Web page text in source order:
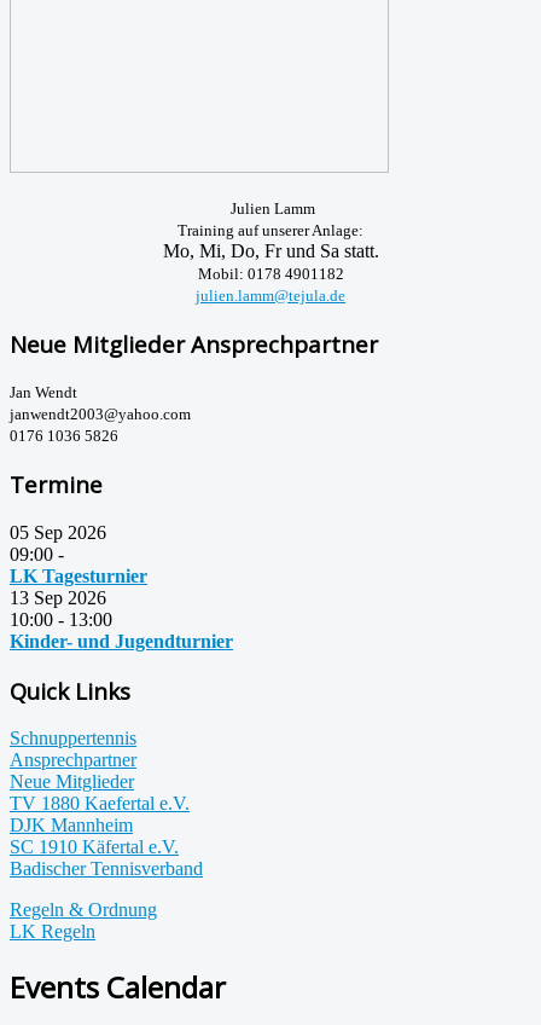
Julien Lamm
Training auf unserer Anlage:
Mo, Mi, Do, Fr und Sa statt.
Mobil: 0178 4901182
julien.lamm@tejula.de
Neue Mitglieder Ansprechpartner
Jan Wendt
janwendt2003@yahoo.com
0176 1036 5826
Termine
05 Sep 2026
09:00 -
LK Tagesturnier
13 Sep 2026
10:00 - 13:00
Kinder- und Jugendturnier
Quick Links
Schnuppertennis
Ansprechpartner
Neue Mitglieder
TV 1880 Kaefertal e.V.
DJK Mannheim
SC 1910 Käfertal e.V.
Badischer Tennisverband
Regeln & Ordnung
LK Regeln
Events Calendar